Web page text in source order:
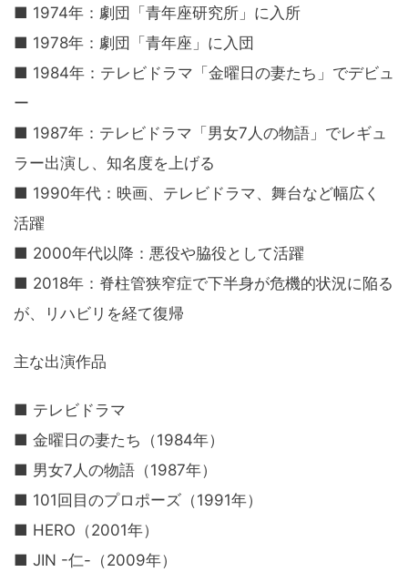
■ 1974年：劇団「青年座研究所」に入所
■ 1978年：劇団「青年座」に入団
■ 1984年：テレビドラマ「金曜日の妻たち」でデビュ
ー
■ 1987年：テレビドラマ「男女7人の物語」でレギュ
ラー出演し、知名度を上げる
■ 1990年代：映画、テレビドラマ、舞台など幅広く
活躍
■ 2000年代以降：悪役や脇役として活躍
■ 2018年：脊柱管狭窄症で下半身が危機的状況に陥る
が、リハビリを経て復帰
主な出演作品
■ テレビドラマ
■ 金曜日の妻たち（1984年）
■ 男女7人の物語（1987年）
■ 101回目のプロポーズ（1991年）
■ HERO（2001年）
■ JIN -仁-（2009年）